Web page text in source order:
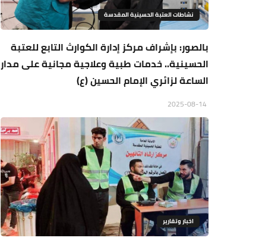
نشاطات العتبة الحسينية المقدسة
بالصور: بإشراف مركز إدارة الكوارث التابع للعتبة
الحسينية.. خدمات طبية وعلاجية مجانية على مدار
الساعة لزائري الإمام الحسين (ع)
اخبار وتقارير